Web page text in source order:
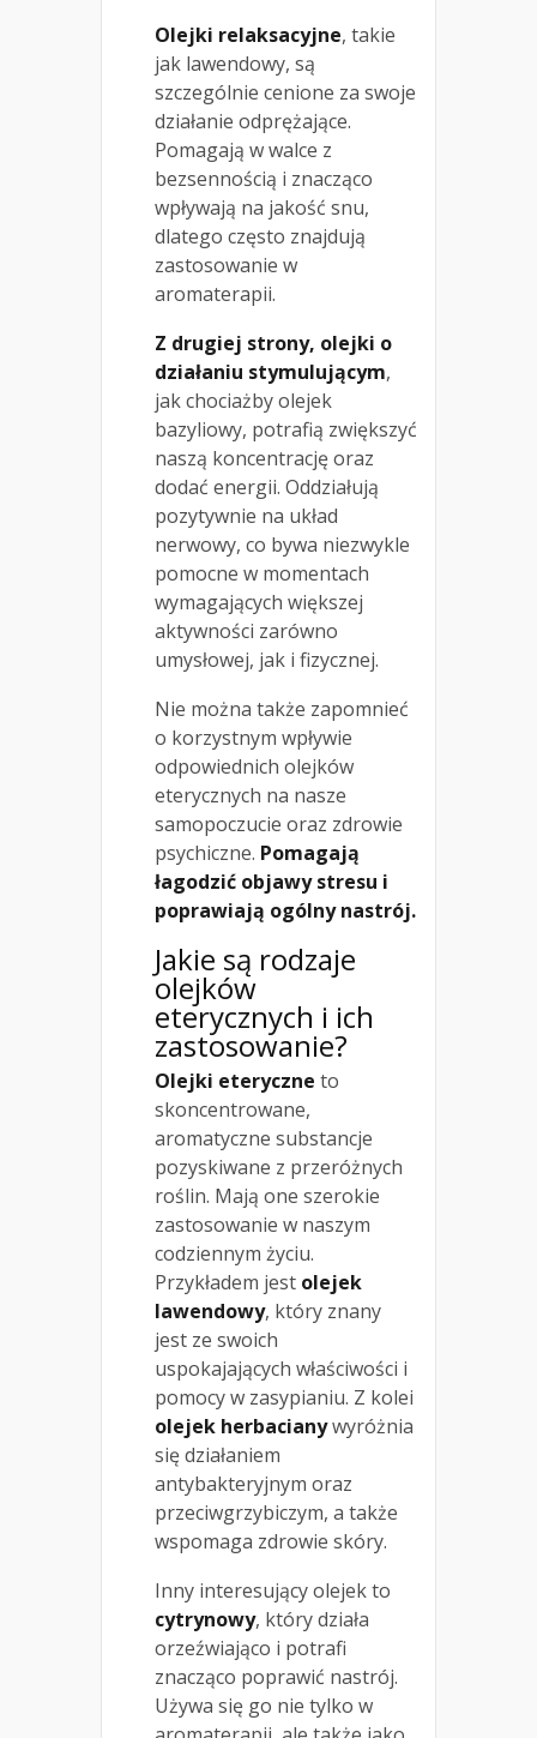
Olejki relaksacyjne, takie
jak lawendowy, są
szczególnie cenione za swoje
działanie odprężające.
Pomagają w walce z
bezsennością i znacząco
wpływają na jakość snu,
dlatego często znajdują
zastosowanie w
aromaterapii.
Z drugiej strony, olejki o
działaniu stymulującym,
jak chociażby olejek
bazyliowy, potrafią zwiększyć
naszą koncentrację oraz
dodać energii. Oddziałują
pozytywnie na układ
nerwowy, co bywa niezwykle
pomocne w momentach
wymagających większej
aktywności zarówno
umysłowej, jak i fizycznej.
Nie można także zapomnieć
o korzystnym wpływie
odpowiednich olejków
eterycznych na nasze
samopoczucie oraz zdrowie
psychiczne. Pomagają
łagodzić objawy stresu i
poprawiają ogólny nastrój.
Jakie są rodzaje
olejków
eterycznych i ich
zastosowanie?
Olejki eteryczne to
skoncentrowane,
aromatyczne substancje
pozyskiwane z przeróżnych
roślin. Mają one szerokie
zastosowanie w naszym
codziennym życiu.
Przykładem jest olejek
lawendowy, który znany
jest ze swoich
uspokajających właściwości i
pomocy w zasypianiu. Z kolei
olejek herbacianywyróżnia
się działaniem
antybakteryjnym oraz
przeciwgrzybiczym, a także
wspomaga zdrowie skóry.
Inny interesujący olejek to
cytrynowy, który działa
orzeźwiająco i potrafi
znacząco poprawić nastrój.
Używa się go nie tylko w